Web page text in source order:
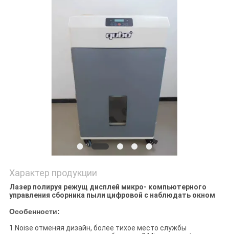
Характер продукции
Лазер полируя режущ дисплей микро- компьютерного
управления сборника пыли цифровой с наблюдать окном
Особенности:
1.Noise отменяя дизайн, более тихое место службы